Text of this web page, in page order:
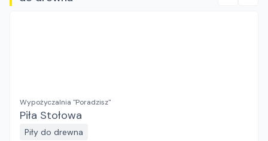
Wypożyczalnia "Poradzisz"
Piła Stołowa
Piły do drewna